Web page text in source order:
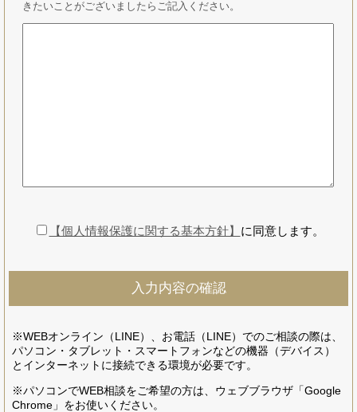
きたいことがございましたらご記入ください。
【個人情報保護に関する基本方針】 に同意します。
※WEBオンライン（LINE）、お電話（LINE）でのご相談の際は、
パソコン・タブレット・スマートフォンなどの機器（デバイス）
とインターネットに接続できる環境が必要です。
※パソコンでWEB相談をご希望の方は、ウェブブラウザ「Google
Chrome」をお使いください。